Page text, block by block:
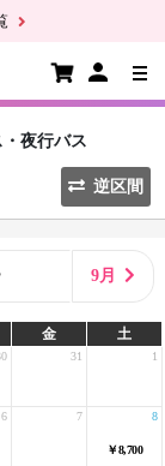
夜行バス
逆区間
9月
金 土
31 1
6 7
￥8,700
8